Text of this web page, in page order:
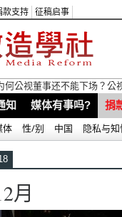
款支持 征稿启事
何公视董事还不能下场？
知 媒体有事吗? 捐
体 性/别 中国 隐私与
月